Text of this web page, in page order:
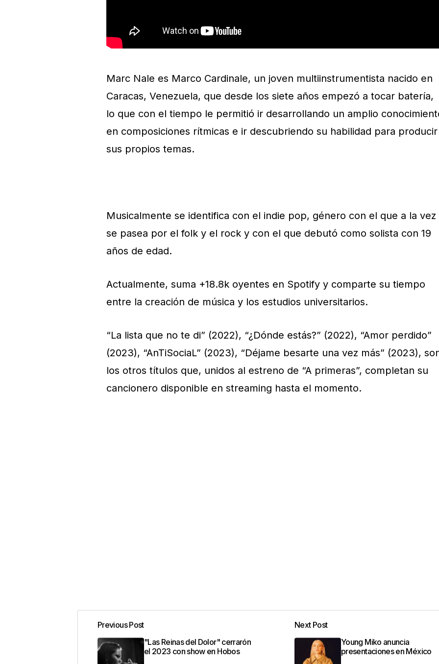
Marc Nale es Marco Cardinale, un joven multiinstrumentista nacido en
Caracas, Venezuela, que desde los siete años empezó a tocar batería,
lo que con el tiempo le permitió ir desarrollando un amplio
en composiciones rítmicas e ir descubriendo su habilidad para producir
sus propios temas.
Musicalmente se identifica con el indie pop, género con el que a la vez
se pasea por el folk y el rock y con el que debutó como solista con 19
años de edad.
Actualmente, suma +18.8k oyentes en Spotify y comparte su tiempo
entre la creación de música y los estudios universitarios.
“La lista que no te di” (2022), “¿Dónde estás?” (2022), “Amor perdido”
(2023), “AnTiSociaL” (2023), “Déjame besarte una vez más” (2023),
los otros títulos que, unidos al estreno de “A primeras”, completan su
cancionero disponible en streaming hasta el momento.
Previous Post
"Las Reinas del Dolor" cerrarón
el 2023 con show en Hobos
Next Post
Young Miko anuncia
presentaciones en México